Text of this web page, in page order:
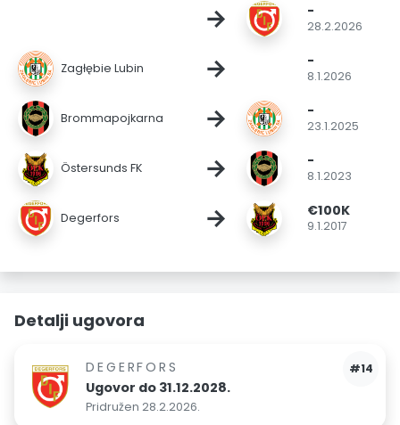
→ -
28.2.2026
Zagłębie Lubin → -
8.1.2026
Brommapojkarna → -
23.1.2025
Östersunds FK → -
8.1.2023
Degerfors → €100K
9.1.2017
Detalji ugovora
#14
DEGERFORS
Ugovor do 31.12.2028.
Pridružen 28.2.2026.